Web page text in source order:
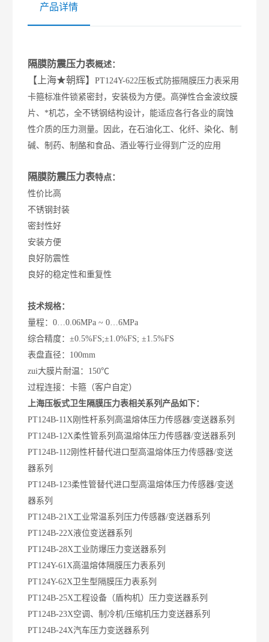
产品详情
隔膜防震压力表概述：
【上海★朝辉】PT124Y-622压板式防振隔膜压力表采用
卡箍标准件锁紧密封，安装极为方便。高弹性合金波纹膜
片、*机芯，全不锈钢结构设计，能适应各行各业的腐蚀
性介质的压力测量。因此，在石油化工、化纤、染化、制
碱、制药、制酪和食品、酒业等行业得到广泛的应用
隔膜防震压力表特点：
性价比高
不锈钢封装
密封性好
安装方便
良好防震性
良好的稳定性和重复性
技术规格：
量程：0…0.06MPa ~ 0…6MPa
综合精度：±0.5%FS;±1.0%FS; ±1.5%FS
表盘直径：100mm
zui大膜片耐温：150℃
过程连接：卡箍（客户自定）
上海压板式卫生隔膜压力表相关系列产品如下：
PT124B-11X刚性杆系列高温熔体压力传感器/变送器系列
PT124B-12X柔性管系列高温熔体压力传感器/变送器系列
PT124B-112刚性杆替代进口型高温熔体压力传感器/变送
器系列
PT124B-123柔性管替代进口型高温熔体压力传感器/变送
器系列
PT124B-21X工业常温系列压力传感器/变送器系列
PT124B-22X液位变送器系列
PT124B-28X工业防爆压力变送器系列
PT124Y-61X高温熔体隔膜压力表系列
PT124Y-62X卫生型隔膜压力表系列
PT124B-25X工程设备（盾构机）压力变送器系列
PT124B-23X空调、制冷机/压缩机压力变送器系列
PT124B-24X汽车压力变送器系列